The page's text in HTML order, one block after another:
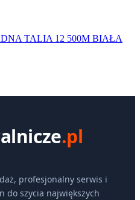
TALIA 12 500M BIAŁA
.pl
profesjonalny serwis i
do szycia największych